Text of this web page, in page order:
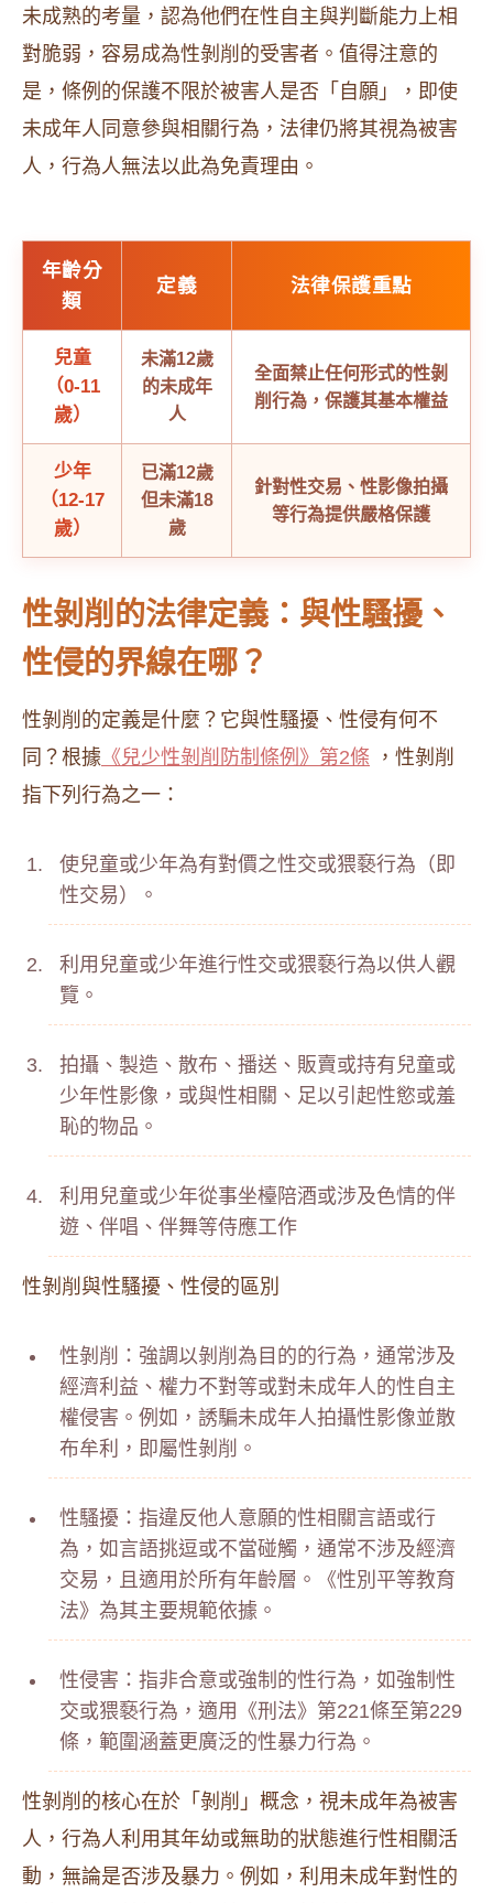
未成熟的考量，認為他們在性自主與判斷能力上相
對脆弱，容易成為性剝削的受害者。值得注意的
是，條例的保護不限於被害人是否「自願」，即使
未成年人同意參與相關行為，法律仍將其視為被害
人，行為人無法以此為免責理由。
年齡分
類
定義 法律保護重點
兒童
（0-11
歲）
未滿12歲
的未成年
人
全面禁止任何形式的性剝
削行為，保護其基本權益
少年
（12-17
歲）
已滿12歲
但未滿18
歲
針對性交易、性影像拍攝
等行為提供嚴格保護
性剝削的法律定義：與性騷擾、
性侵的界線在哪？
性剝削的定義是什麼？它與性騷擾、性侵有何不
同？根據 《兒少性剝削防制條例》第2條 ，性剝削
指下列行為之一：
使兒童或少年為有對價之性交或猥褻行為（即
性交易）。
利用兒童或少年進行性交或猥褻行為以供人觀
覽。
拍攝、製造、散布、播送、販賣或持有兒童或
少年性影像，或與性相關、足以引起性慾或羞
恥的物品。
利用兒童或少年從事坐檯陪酒或涉及色情的伴
遊、伴唱、伴舞等侍應工作
性剝削與性騷擾、性侵的區別
性剝削：強調以剝削為目的的行為，通常涉及
經濟利益、權力不對等或對未成年人的性自主
權侵害。例如，誘騙未成年人拍攝性影像並散
布牟利，即屬性剝削。
性騷擾：指違反他人意願的性相關言語或行
為，如言語挑逗或不當碰觸，通常不涉及經濟
交易，且適用於所有年齡層。《性別平等教育
法》為其主要規範依據。
性侵害：指非合意或強制的性行為，如強制性
交或猥褻行為，適用《刑法》第221條至第229
條，範圍涵蓋更廣泛的性暴力行為。
性剝削的核心在於「剝削」概念，視未成年為被害
人，行為人利用其年幼或無助的狀態進行性相關活
動，無論是否涉及暴力。例如，利用未成年對性的